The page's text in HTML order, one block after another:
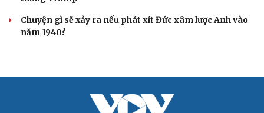
thiệt hại nặng về uy tín
CUỘC SỐNG ĐÓ ĐÂY